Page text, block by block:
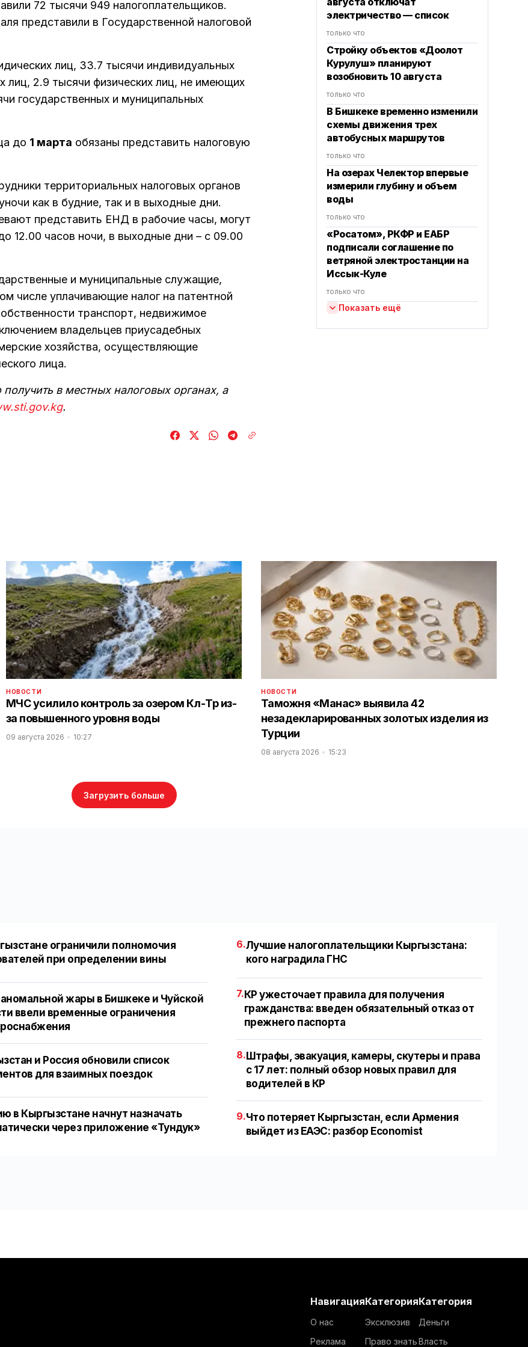
72 тысячи 949 налогоплательщиков.
представили в Государственной налоговой
лиц, 33.7 тысячи индивидуальных
лиц, 2.9 тысячи физических лиц, не имеющих
государственных и муниципальных
до 1 марта обязаны представить налоговую
территориальных налоговых органов
как в будние, так и в выходные дни.
представить ЕНД в рабочие часы, могут
12.00 часов ночи, в выходные дни – с 09.00
и муниципальные служащие,
числе уплачивающие налог на патентной
транспорт, недвижимое
владельцев приусадебных
хозяйства, осуществляющие
лица.
в местных налоговых органах, а
.
электричество — список
только что
Стройку объектов «Доолот
Курулуш» планируют
возобновить 10 августа
только что
В Бишкеке временно изменили
схемы движения трех
автобусных маршрутов
только что
На озерах Челектор впервые
измерили глубину и объем
воды
только что
«Росатом», РКФР и ЕАБР
подписали соглашение по
ветряной электростанции на
Иссык-Куле
только что
Показать ещё
НОВОСТИ
МЧС усилило контроль за озером Көл-Төр из-
за повышенного уровня воды
09 августа 2026 10:27
НОВОСТИ
Таможня «Манас» выявила 42
незадекларированных золотых изделия из
Турции
08 августа 2026 15:23
Загрузить больше
ограничили полномочия
при определении вины
аномальной жары в Бишкеке и Чуйской
ввели временные ограничения
и Россия обновили список
для взаимных поездок
в Кыргызстане начнут назначать
через приложение «Тундук»
6.Лучшие налогоплательщики Кыргызстана:
кого наградила ГНС
7. КР ужесточает правила для получения
гражданства: введен обязательный отказ от
прежнего паспорта
8. Штрафы, эвакуация, камеры, скутеры и права
с 17 лет: полный обзор новых правил для
водителей в КР
9.Что потеряет Кыргызстан, если Армения
выйдет из ЕАЭС: разбор Economist
Навигация
О нас
Реклама
Категория
Эксклюзив
Право знать
Категория
Деньги
Власть